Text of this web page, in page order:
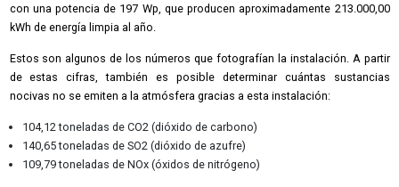
con una potencia de 197 Wp, que producen aproximadamente 213.000,00
kWh de energía limpia al año.
Estos son algunos de los números que fotografían la instalación. A partir
de estas cifras, también es posible determinar cuántas sustancias
nocivas no se emiten a la atmósfera gracias a esta instalación:
104,12 toneladas de CO2 (dióxido de carbono)
140,65 toneladas de SO2 (dióxido de azufre)
109,79 toneladas de NOx (óxidos de nitrógeno)